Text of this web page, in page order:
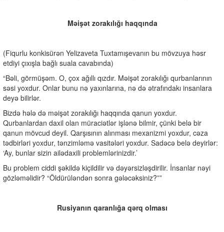
Məişət zorakılığı haqqında
(Fiqurlu konkisürən Yelizaveta Tuxtamışevanın bu mövzuya həsr
etdiyi çıxışla bağlı suala cavabında)
“Bəli, görmüşəm. O, çox ağıllı qızdır. Məişət zorakılığı qurbanlarının
səsi yoxdur. Onlar bunu nə yaxınlarına, nə də ətrafındakı insanlara
deyə bilirlər.
Bizdə hələ də məişət zorakılığı haqqında qanun yoxdur.
Qurbanlardan daxil olan müraciətlər işlənə bilmir, çünki belə bir
qanun mövcud deyil. Qarşısının alınması mexanizmi yoxdur, cəza
tədbirləri yoxdur, tənzimləmə vasitələri yoxdur. Sadəcə belə deyirlər:
‘Ay, bunlar sizin ailədaxili problemlərinizdir.’
Bu problem ciddi şəkildə kiçildilir və dəyərsizləşdirilir. İnsanlar nəyi
gözləməlidir? “Öldürüləndən sonra gələcəksiniz?””
Rusiyanın qaranlığa qərq olması